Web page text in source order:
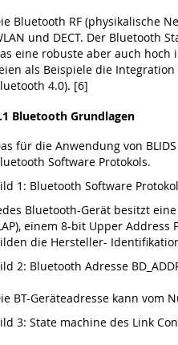
Bluetooth RF (physikalische
und DECT. Der Bluetooth
eine robuste aber auch hoch
als Beispiele die
4.0). [6]
Bluetooth Grundlagen
für die Anwendung von
Software Protokols.
1: Bluetooth Software Protokol
Bluetooth-Gerät besitzt
einem 8-bit Upper Address
die Hersteller-
2: Bluetooth Adresse
BT-Geräteadresse kann vom
3: State machine des Link